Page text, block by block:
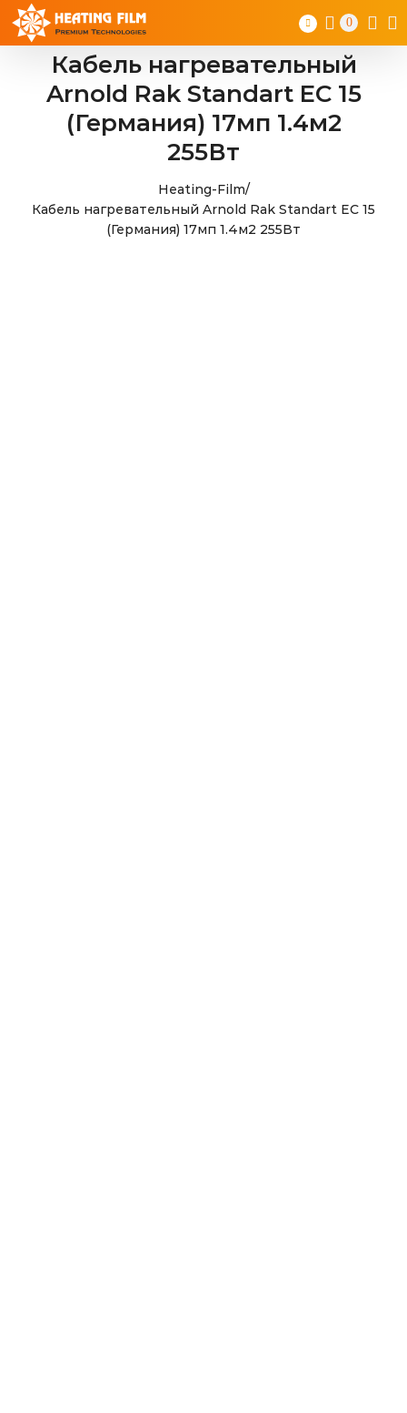
Skip
content
0
Кабель нагревательный
Arnold Rak Standart EС 15
(Германия) 17мп 1.4м2
255Вт
Heating-Film/
Кабель нагревательный Arnold Rak Standart EС 15
(Германия) 17мп 1.4м2 255Вт